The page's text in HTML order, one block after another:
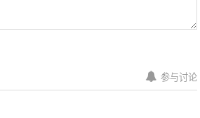
参与讨论